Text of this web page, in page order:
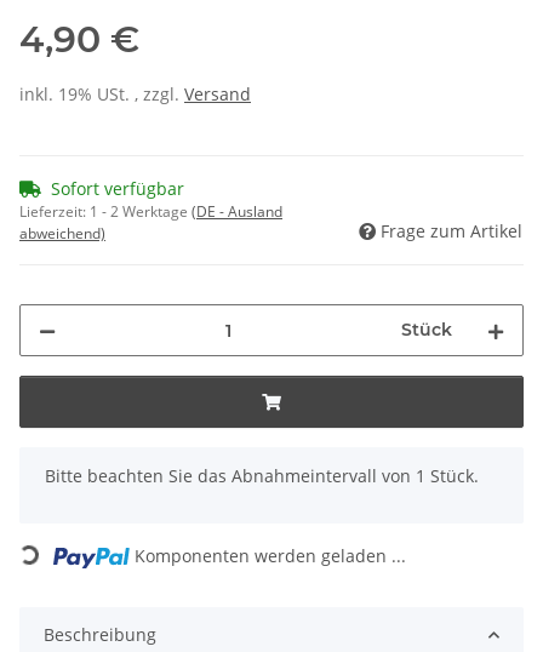
4,90 €
inkl. 19% USt. , zzgl. Versand
Sofort verfügbar
Lieferzeit: 1 - 2 Werktage (DE - Ausland
abweichend)
Frage zum Artikel
Stück
x
Bitte beachten Sie das Abnahmeintervall von 1 Stück.
Loading... Komponenten werden geladen ...
Beschreibung